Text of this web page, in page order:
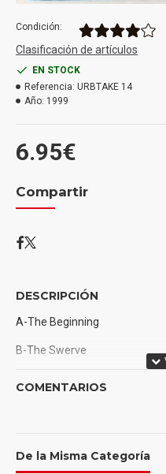
6.95€
Condición:
Clasificación de artículos
EN STOCK
Referencia: URBTAKE 14
Año: 1999
Compartir
DESCRIPCIÓN
A-The Beginning
B-The Swerve
COMENTARIOS
De la Misma Categoría